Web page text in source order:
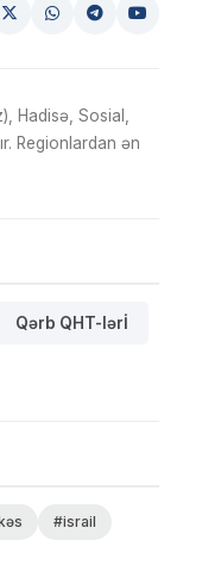
Hadisə, Sosial,
Regionlardan ən
Qərb QHT-lərİ
#israil